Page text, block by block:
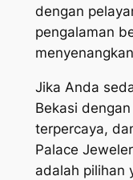
dengan
pengalaman
Jika Anda
Bekasi
terpercaya,
Palace
adalah pilihan